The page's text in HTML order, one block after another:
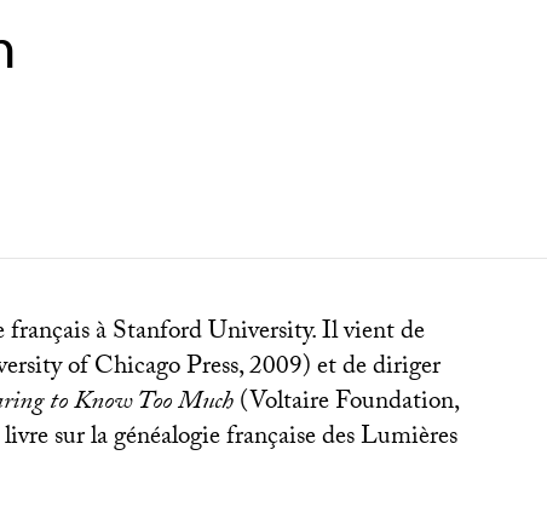
français à Stanford University. Il vient de
of Chicago Press, 2009) et de diriger
to Know Too Much(Voltaire Foundation,
sur la généalogie française des Lumières